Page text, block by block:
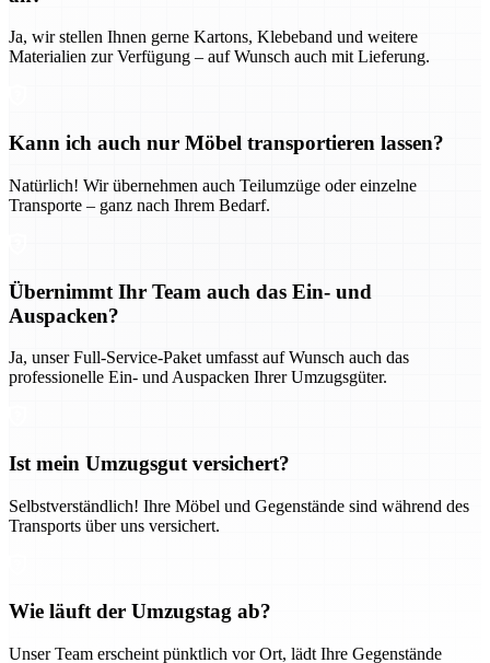
Ja, wir stellen Ihnen gerne Kartons, Klebeband und weitere
Materialien zur Verfügung – auf Wunsch auch mit Lieferung.
Kann ich auch nur Möbel transportieren lassen?
Natürlich! Wir übernehmen auch Teilumzüge oder einzelne
Transporte – ganz nach Ihrem Bedarf.
Übernimmt Ihr Team auch das Ein- und
Auspacken?
Ja, unser Full-Service-Paket umfasst auf Wunsch auch das
professionelle Ein- und Auspacken Ihrer Umzugsgüter.
Ist mein Umzugsgut versichert?
Selbstverständlich! Ihre Möbel und Gegenstände sind während des
Transports über uns versichert.
Wie läuft der Umzugstag ab?
Unser Team erscheint pünktlich vor Ort, lädt Ihre Gegenstände